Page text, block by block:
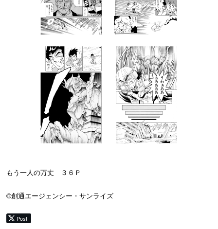
もう一人の万丈 ３６Ｐ
©創通エージェンシー・サンライズ
Post